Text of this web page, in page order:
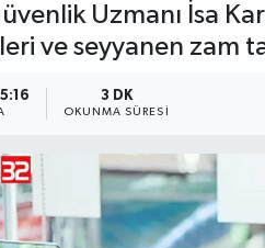
Uzmanı İsa
ve seyyanen zam
3 DK
OKUNMA SÜRESI